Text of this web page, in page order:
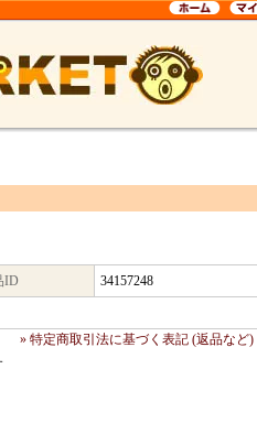
ID 34157248
» 特定商取引法に基づく表記 (返品など)